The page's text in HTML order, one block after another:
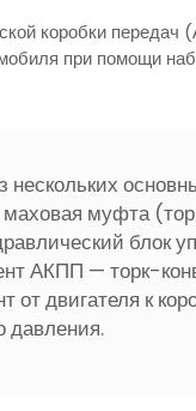
коробки
при помощи
маховая муфта
блок
АКПП — торк-
от двигателя к
давления.